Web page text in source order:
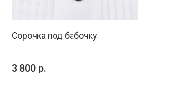
Сорочка под бабочку
3 800 р.